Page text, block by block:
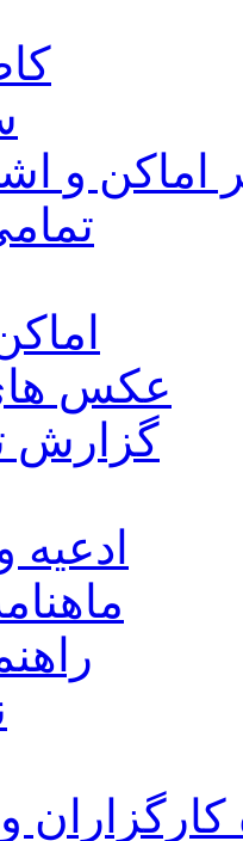
اماكن و
عکس
گزارش
ادعیه
كارگزاران